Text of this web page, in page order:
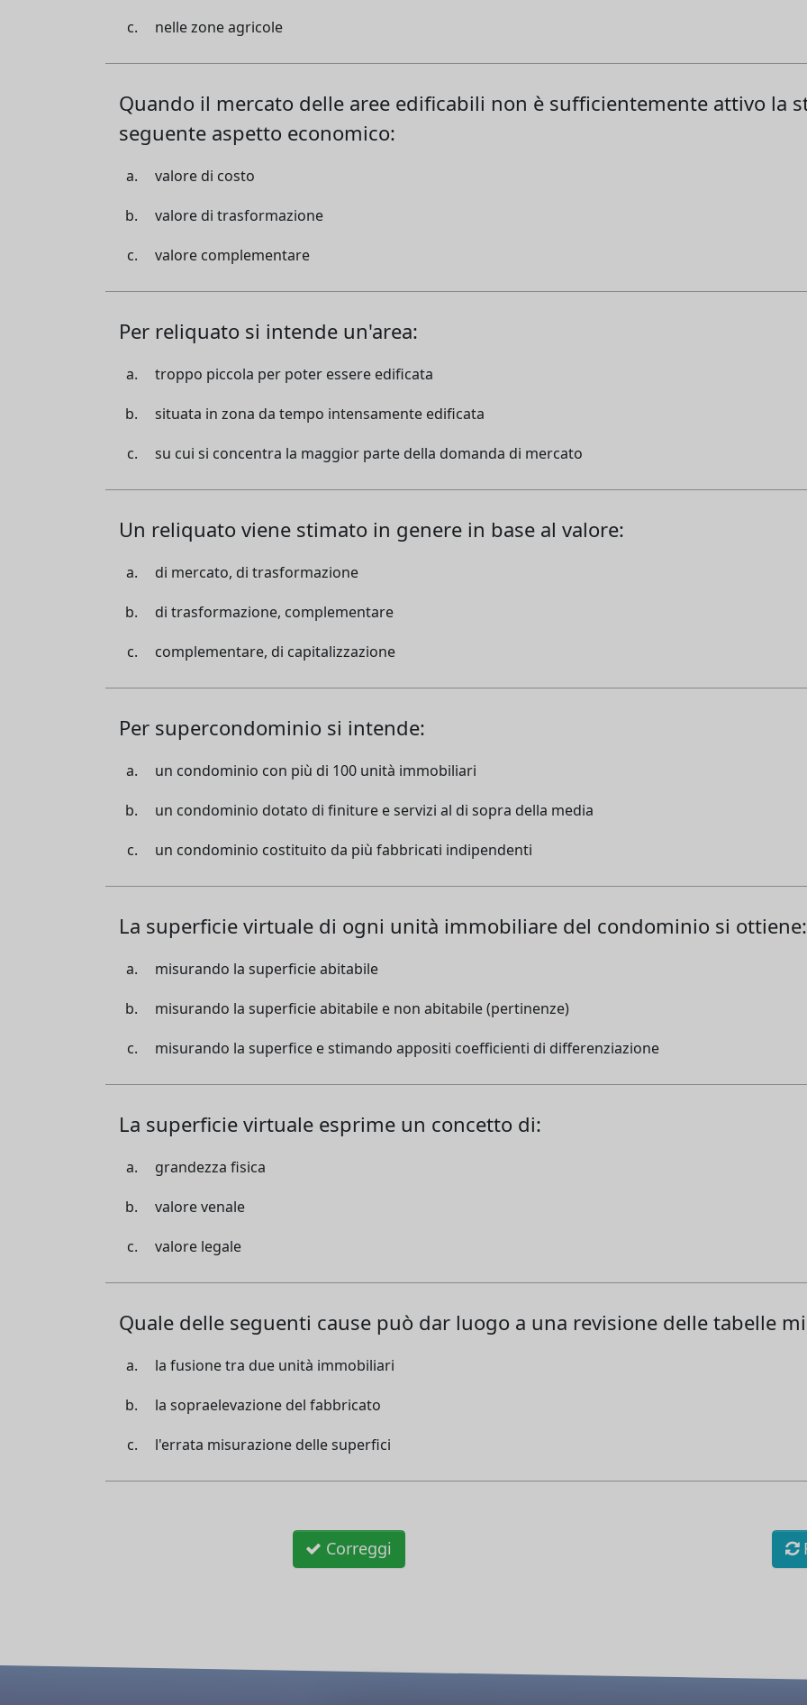
nelle zone agricole
Quando il mercato delle aree edificabili non è sufficientemente attivo la
seguente aspetto economico:
valore di costo
valore di trasformazione
valore complementare
Per reliquato si intende un'area:
troppo piccola per poter essere edificata
situata in zona da tempo intensamente edificata
su cui si concentra la maggior parte della domanda di mercato
Un reliquato viene stimato in genere in base al valore:
di mercato, di trasformazione
di trasformazione, complementare
complementare, di capitalizzazione
Per supercondominio si intende:
un condominio con più di 100 unità immobiliari
un condominio dotato di finiture e servizi al di sopra della media
un condominio costituito da più fabbricati indipendenti
La superficie virtuale di ogni unità immobiliare del condominio si ottiene:
misurando la superficie abitabile
misurando la superficie abitabile e non abitabile (pertinenze)
misurando la superfice e stimando appositi coefficienti di differenziazione
La superficie virtuale esprime un concetto di:
grandezza fisica
valore venale
valore legale
Quale delle seguenti cause può dar luogo a una revisione delle tabelle
la fusione tra due unità immobiliari
la sopraelevazione del fabbricato
l'errata misurazione delle superfici
Correggi